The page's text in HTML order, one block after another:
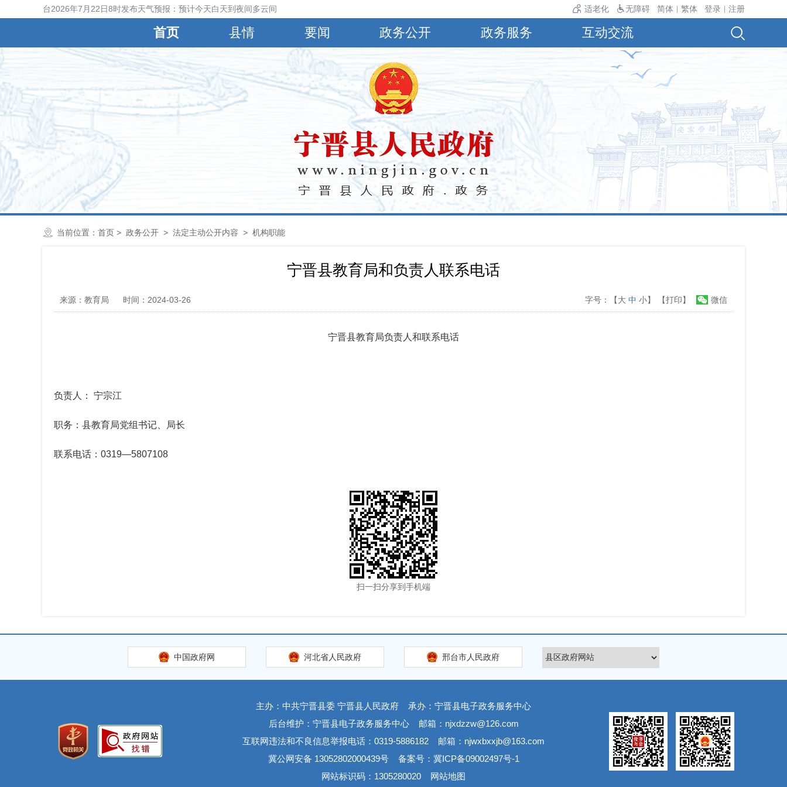
晋县气象台2026年7月22日8时发布天气预报：预计今天白天到夜间多云间阴，有小到中雨，偏南风4～5级，阵风6～8级，最高气温30℃，最低气温24℃。 适老化 无障碍 简体 繁体 登录 注册
首页 县情 要闻 政务公开 政务服务 互动交流
当前位置： 首页 > 政务公开 > 法定主动公开内容 > 机构职能
宁晋县教育局和负责人联系电话
来源：教育局 时间：2024-03-26 微信
字号：【大 中 小】 【打印】
宁晋县教育局负责人和联系电话
负责人： 宁宗江
职务：县教育局党组书记、局长
联系电话：0319—5807108
扫一扫分享到手机端
中国政府网 河北省人民政府 邢台市人民政府
主办：中共宁晋县委 宁晋县人民政府
承办：宁晋县电子政务服务中心
后台维护：宁晋县电子政务服务中心
邮箱：njxdzzw@126.com
互联网违法和不良信息举报电话：0319-5886182
邮箱：njwxbxxjb@163.com
冀公网安备 13052802000439号
备案号：冀ICP备09002497号-1
网站标识码：1305280020
网站地图